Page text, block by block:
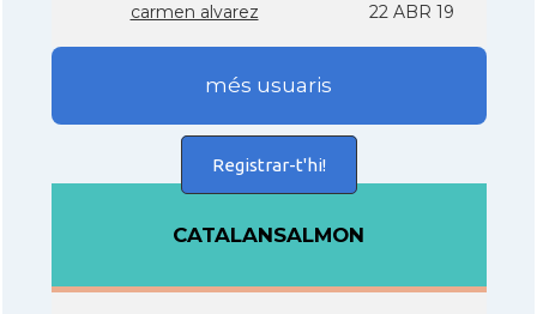
carmen alvarez 22 ABR 19
més usuaris
Registrar-t'hi!
CATALANSALMON